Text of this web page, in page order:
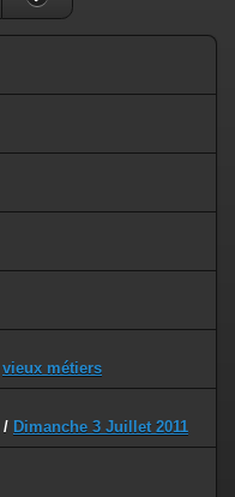
vieux métiers
/ Dimanche 3 Juillet 2011